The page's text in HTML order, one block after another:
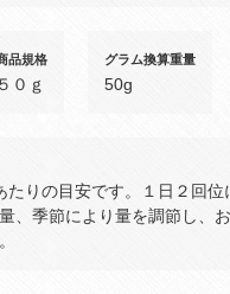
品規格
５０ｇ
グラム換算重量
50g
たりの目安です。１日２回位
、季節により量を調節し、